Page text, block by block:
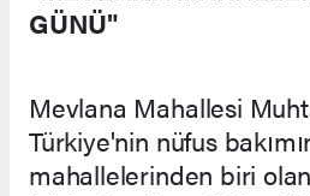
GÜNÜ"
Mevlana Mahallesi
Türkiye'nin nüfus
mahallelerinden biri